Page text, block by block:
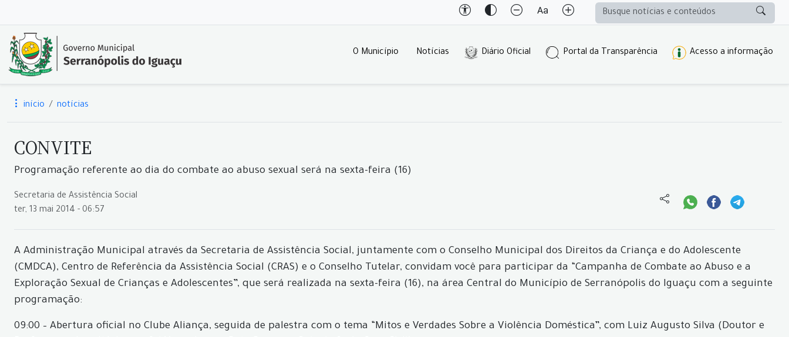
O Município Notícias Diário Oficial Portal da Transparência Acesso a informação
início notícias
CONVITE
Programação referente ao dia do combate ao abuso sexual será na sexta-feira (16)
Secretaria de Assistência Social
ter, 13 mai 2014 - 06:57
A Administração Municipal através da Secretaria de Assistência Social, juntamente com o Conselho Municipal dos Direitos da Criança e do Adolescente
(CMDCA), Centro de Referência da Assistência Social (CRAS) e o Conselho Tutelar, convidam você para participar da “Campanha de Combate ao Abuso e a
Exploração Sexual de Crianças e Adolescentes”, que será realizada na sexta-feira (16), na área Central do Município de Serranópolis do Iguaçu com a seguinte
programação:
09:00 – Abertura oficial no Clube Aliança, seguida de palestra com o tema “Mitos e Verdades Sobre a Violência Doméstica”, com Luiz Augusto Silva (Doutor e